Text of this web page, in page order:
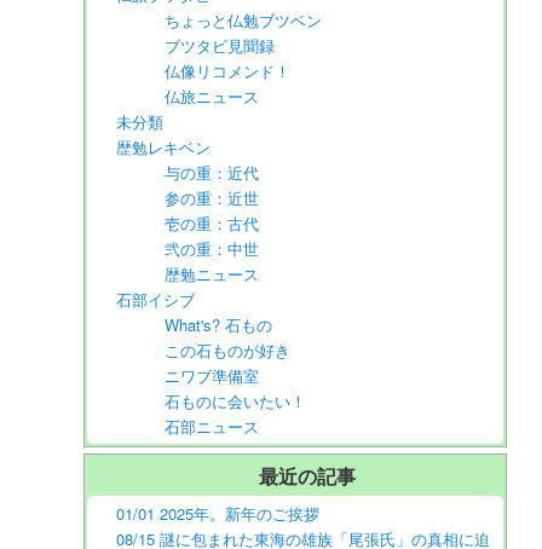
ちょっと仏勉ブツベン
ブツタビ見聞録
仏像リコメンド！
仏旅ニュース
未分類
歴勉レキベン
与の重：近代
参の重：近世
壱の重：古代
弐の重：中世
歴勉ニュース
石部イシブ
What's? 石もの
この石ものが好き
ニワブ準備室
石ものに会いたい！
石部ニュース
最近の記事
01/01 2025年。新年のご挨拶
08/15 謎に包まれた東海の雄族「尾張氏」の真相に迫